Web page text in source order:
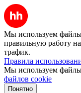
Мы используем файлы
правильную работу
трафик.
Правила
Мы используем
файлов cookie
Понятно